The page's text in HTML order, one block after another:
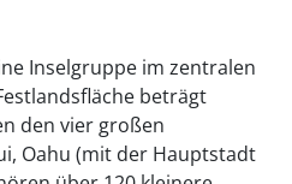
Inselgruppe im zentralen
beträgt
den vier großen
Oahu (mit der Hauptstadt